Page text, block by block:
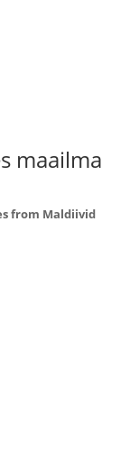
maailma
from Maldiivid